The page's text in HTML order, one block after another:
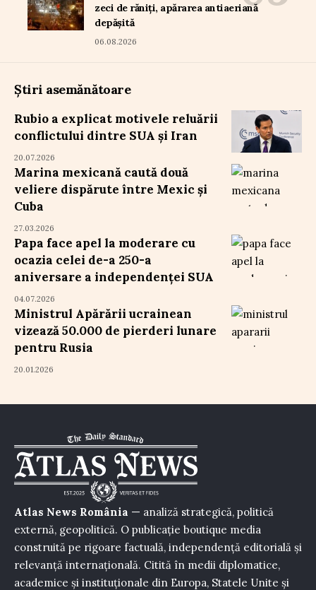
zeci de răniți, apărarea antiaeriană
depășită
06.08.2026
Știri asemănătoare
Rubio a explicat motivele reluării
conflictului dintre SUA și Iran
20.07.2026
Marina mexicană caută două
veliere dispărute între Mexic și
Cuba
27.03.2026
Papa face apel la moderare cu
ocazia celei de-a 250-a
aniversare a independenței SUA
04.07.2026
Ministrul Apărării ucrainean
vizează 50.000 de pierderi lunare
pentru Rusia
20.01.2026
Atlas News România — analiză strategică, politică
externă, geopolitică. O publicație boutique media
construită pe rigoare factuală, independență editorială și
relevanță internațională. Citită în medii diplomatice,
academice și instituționale din Europa, Statele Unite și